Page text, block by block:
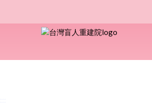
:::